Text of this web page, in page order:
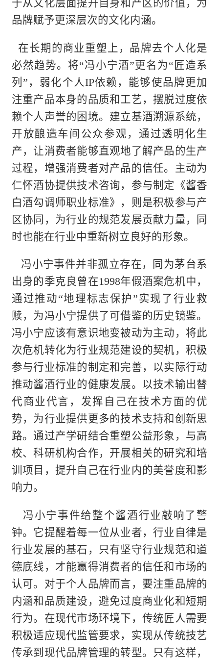
于从文化层面提升自身和产区的价值，为
品牌赋予更深层次的文化内涵。
在长期的商业重塑上，品牌去个人化是
必然趋势。将“冯小宁酒”更名为“匠造系
列”，弱化个人IP依赖，能够使品牌更加
注重产品本身的品质和工艺，摆脱过度依
赖个人声誉的困境。建立基酒溯源系统，
开放酿造车间公众参观，通过透明化生
产，让消费者能够直观地了解产品的生产
过程，增强消费者对产品的信任。主动为
仁怀酒协提供技术咨询，参与制定《酱香
白酒勾调师职业标准》，则是积极参与产
区协同，为行业的规范发展贡献力量，同
时也能在行业中重新树立良好的形象。
冯小宁事件并非孤立存在，同为茅台系
出身的季克良曾在1998年假酒案危机中，
通过推动“地理标志保护”实现了行业救
赎，为冯小宁提供了可借鉴的历史镜鉴。
冯小宁应该有意识地变被动为主动，将此
次危机转化为行业规范建设的契机，积极
参与行业标准的制定和完善，以实际行动
推动酱酒行业的健康发展。以技术输出替
代商业代言，发挥自己在技术方面的优
势，为行业提供更多的技术支持和创新思
路。通过产学研结合重塑公益形象，与高
校、科研机构合作，开展相关的研究和培
训项目，提升自己在行业内的美誉度和影
响力。
冯小宁事件给整个酱酒行业敲响了警
钟。它提醒着每一位从业者，行业自律是
行业发展的基石，只有坚守行业规范和道
德底线，才能赢得消费者的信任和市场的
认可。对于个人品牌而言，要注重品牌的
内涵和品质建设，避免过度商业化和短期
行为。在现代市场环境下，传统匠人需要
积极适应现代监管要求，实现从传统技艺
传承到现代品牌管理的转型。只有这样，